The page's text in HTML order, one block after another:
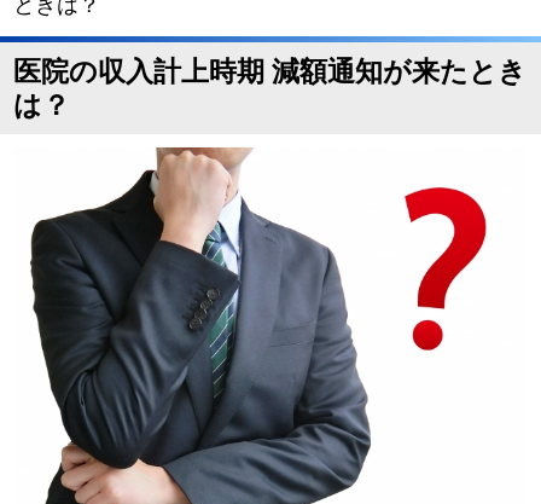
ときは？
医院の収入計上時期 減額通知が来たとき
は？